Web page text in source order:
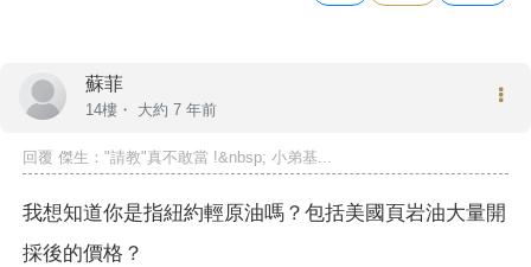
蘇菲
14樓・ 大約 7 年前
回覆 傑生："請教"真不敢當 !&nbsp; 小弟基...
我想知道你是指紐約輕原油嗎？包括美國頁岩油大量開
採後的價格？